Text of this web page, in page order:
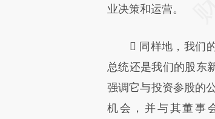
业决策和运营。
 同样地，我们的
总统还是我们的股东
强调它与投资参股的
机会，并与其董事